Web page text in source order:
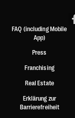
FAQ (including Mobile
App)
Press
Franchising
Real Estate
Erklärung zur
Barrierefreiheit